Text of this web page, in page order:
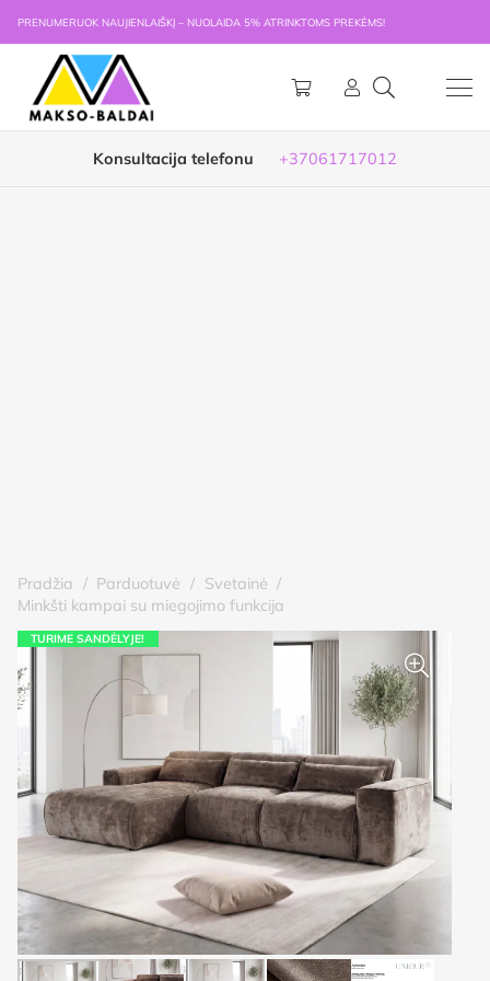
PRENUMERUOK NAUJIENLAIŠKĮ – NUOLAIDA 5% ATRINKTOMS PREKĖMS!
Konsultacija telefonu +37061717012
Pradžia / Parduotuvė / Svetainė /
Minkšti kampai su miegojimo funkcija
TURIME SANDĖLYJE!